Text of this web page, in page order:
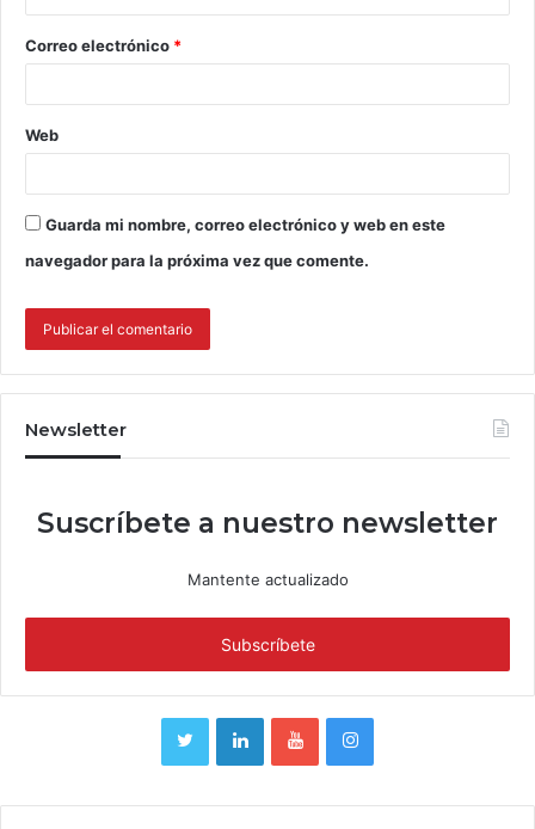
Correo electrónico *
Web
Guarda mi nombre, correo electrónico y web en este
navegador para la próxima vez que comente.
Newsletter
Suscríbete a nuestro newsletter
Mantente actualizado